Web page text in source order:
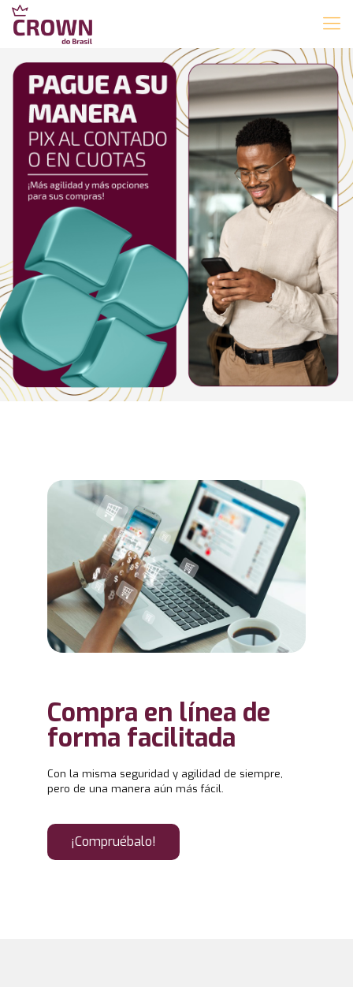
Compra en línea de
forma facilitada
Con la misma seguridad y agilidad de siempre,
pero de una manera aún más fácil.
¡Compruébalo!